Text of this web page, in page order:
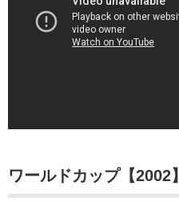
ワールドカップ【2002】